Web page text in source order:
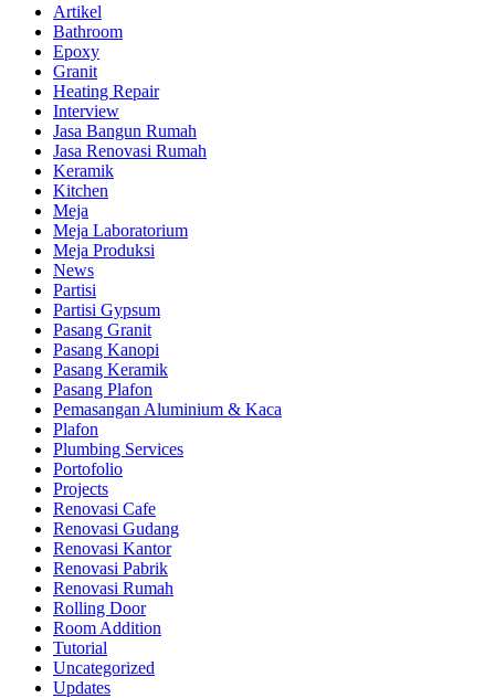
Artikel
Bathroom
Epoxy
Granit
Heating Repair
Interview
Jasa Bangun Rumah
Jasa Renovasi Rumah
Keramik
Kitchen
Meja
Meja Laboratorium
Meja Produksi
News
Partisi
Partisi Gypsum
Pasang Granit
Pasang Kanopi
Pasang Keramik
Pasang Plafon
Pemasangan Aluminium & Kaca
Plafon
Plumbing Services
Portofolio
Projects
Renovasi Cafe
Renovasi Gudang
Renovasi Kantor
Renovasi Pabrik
Renovasi Rumah
Rolling Door
Room Addition
Tutorial
Uncategorized
Updates